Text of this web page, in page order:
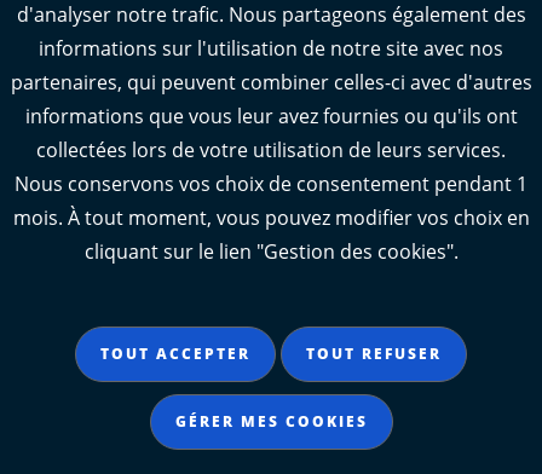
Manger 17
L'Observatoire des territoires de Charente-
Maritime
Accessibilité : partiellement conforme
Mentions légales
Données personnelles
Gestion des cookies
Contact
d'analyser notre trafic. Nous partageons également des
informations sur l'utilisation de notre site avec nos
partenaires, qui peuvent combiner celles-ci avec d'autres
informations que vous leur avez fournies ou qu'ils ont
collectées lors de votre utilisation de leurs services.
Nous conservons vos choix de consentement pendant 1
mois. À tout moment, vous pouvez modifier vos choix en
cliquant sur le lien "Gestion des cookies".
TOUT ACCEPTER TOUT REFUSER
GÉRER MES COOKIES